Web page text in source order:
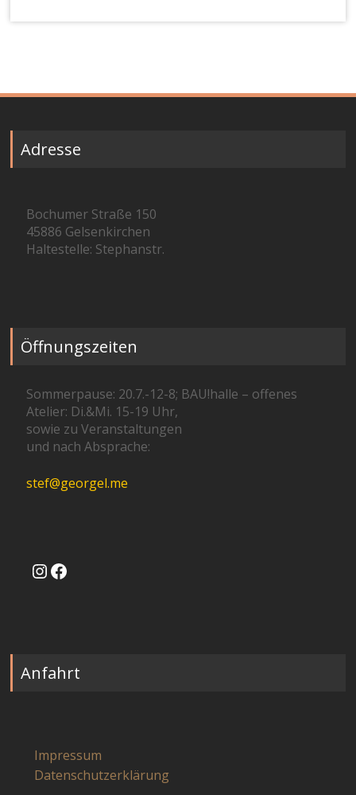
Adresse
Bochumer Straße 150
45886 Gelsenkirchen
Haltestelle: Stephanstr.
Öffnungszeiten
Sommerpause: 20.7.-12-8; BAU!halle – offenes
Atelier: Di.&Mi. 15-19 Uhr,
sowie zu Veranstaltungen
und nach Absprache:
stef@georgel.me
Instagram
Facebook
Anfahrt
Impressum
Datenschutzerklärung